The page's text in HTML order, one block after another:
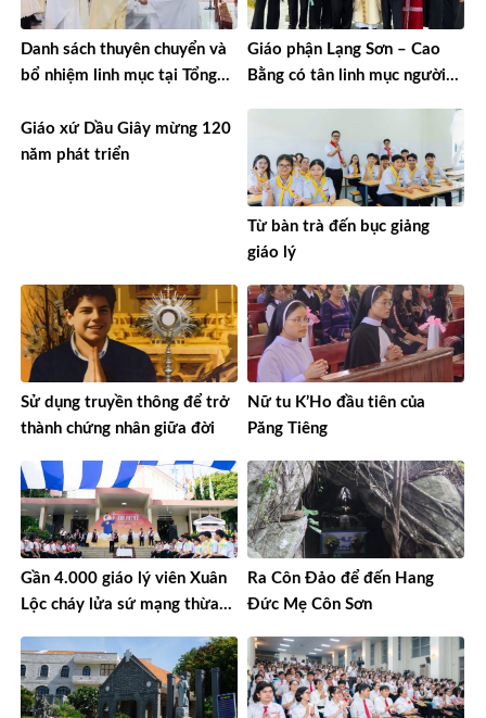
Danh sách thuyên chuyển và
bổ nhiệm linh mục tại Tổng
Giáo phận Lạng Sơn – Cao
Bằng có tân linh mục người
Giáo xứ Dầu Giây mừng 120
năm phát triển
Từ bàn trà đến bục giảng
giáo lý
Sử dụng truyền thông để trở
thành chứng nhân giữa đời
Nữ tu K’Ho đầu tiên của
Păng Tiêng
Gần 4.000 giáo lý viên Xuân
Lộc cháy lửa sứ mạng thừa
Ra Côn Đảo để đến Hang
Đức Mẹ Côn Sơn